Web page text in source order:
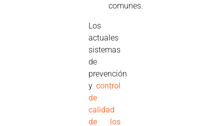
comunes.
Los
actuales
sistemas
de
prevención
y control
de
calidad
de los